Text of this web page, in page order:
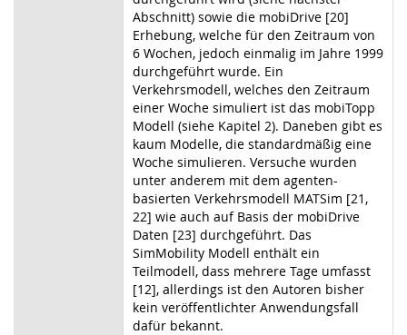
Abschnitt) sowie die mobiDrive [20]
Erhebung, welche für den Zeitraum von
6 Wochen, jedoch einmalig im Jahre 1999
durchgeführt wurde. Ein
Verkehrsmodell, welches den Zeitraum
einer Woche simuliert ist das mobiTopp
Modell (siehe Kapitel 2). Daneben gibt es
kaum Modelle, die standardmäßig eine
Woche simulieren. Versuche wurden
unter anderem mit dem agenten-
basierten Verkehrsmodell MATSim [21,
22] wie auch auf Basis der mobiDrive
Daten [23] durchgeführt. Das
SimMobility Modell enthält ein
Teilmodell, dass mehrere Tage umfasst
[12], allerdings ist den Autoren bisher
kein veröffentlichter Anwendungsfall
dafür bekannt.